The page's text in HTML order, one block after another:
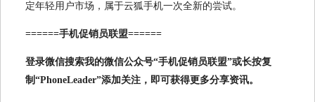
定年轻用户市场，属于云狐手机一次全新的尝试。
======手机促销员联盟======
登录微信搜索我的微信公众号“手机促销员联盟”或长按复
制“PhoneLeader”添加关注，即可获得更多分享资讯。